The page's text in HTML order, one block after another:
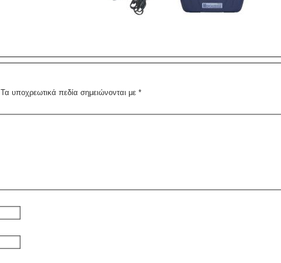
Τα υποχρεωτικά πεδία σημειώνονται με *